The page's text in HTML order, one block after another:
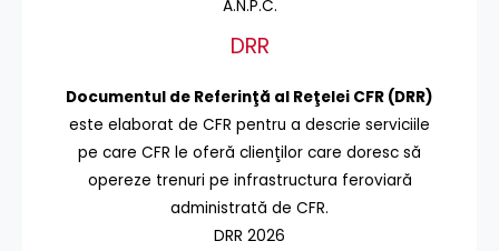
A.N.P.C.
DRR
Documentul de Referinţă al Reţelei CFR (DRR)
este elaborat de CFR pentru a descrie serviciile
pe care CFR le oferă clienţilor care doresc să
opereze trenuri pe infrastructura feroviară
administrată de CFR.
DRR 2026